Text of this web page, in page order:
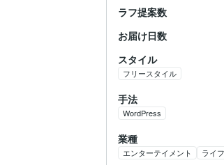
ラフ提案数
お届け日数
スタイル
フリースタイル
手法
WordPress
業種
エンターテイメント ライ